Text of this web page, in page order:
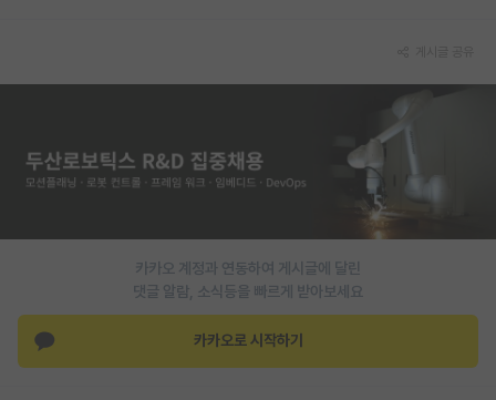
카카오 계정과 연동하여 게시글에 달린
댓글 알람, 소식등을 빠르게 받아보세요
카카오로 시작하기